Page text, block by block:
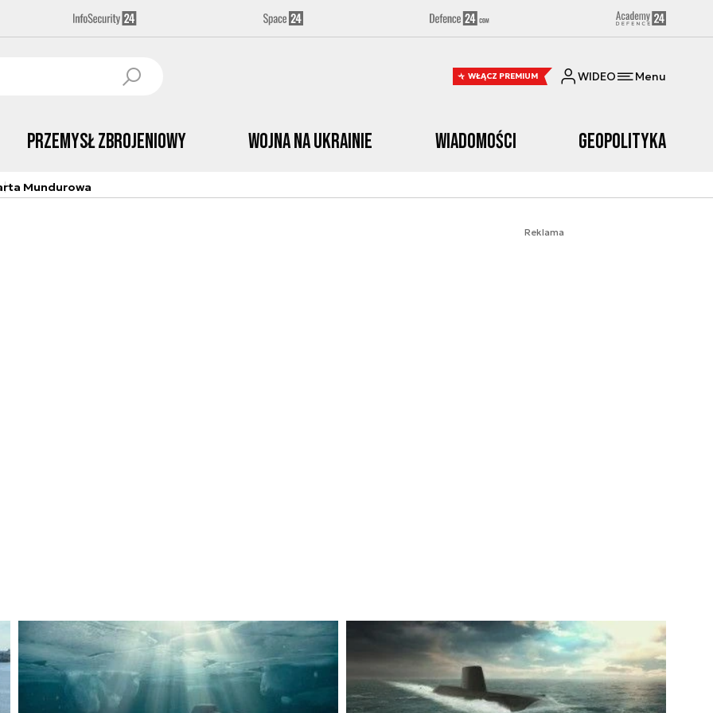
WŁĄCZ PREMIUM WIDEO Menu
Przemysł Zbrojeniowy Wojna na Ukrainie Wiadomości Geopolityka
Mundurowa
Reklama